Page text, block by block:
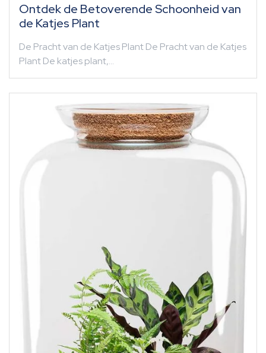
Ontdek de Betoverende Schoonheid van
de Katjes Plant
De Pracht van de Katjes Plant De Pracht van de Katjes
Plant De katjes plant,…